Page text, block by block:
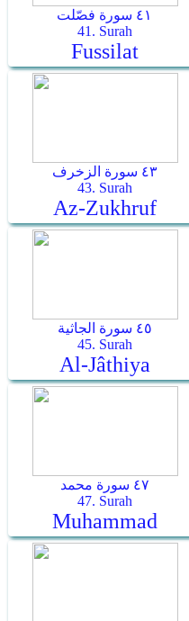
٤١ سورة فصّلت
41. Surah
Fussilat
٤٣ سورة الزخرف
43. Surah
Az-Zukhruf
٤٥ سورة الجاثية
45. Surah
Al-Jâthiya
٤٧ سورة محمد
47. Surah
Muhammad